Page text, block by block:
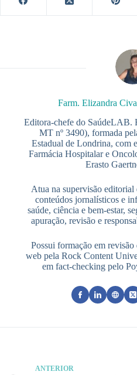
Farm. Elizandra
Editora-chefe do SaúdeLAB.
MT nº 3490), formada
Estadual de Londrina, com
Farmácia Hospitalar e
Erasto
Atua na supervisão editorial
conteúdos jornalísticos e
saúde, ciência e bem-estar,
apuração, revisão e
Possui formação em revisão
web pela Rock Content
em fact-checking pelo
ANTERIOR